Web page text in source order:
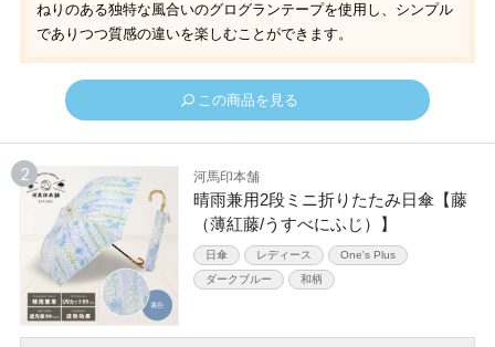
ねりのある独特な風合いのグログランテープを使用し、シンプル
でありつつ質感の違いを楽しむことができます。
この商品を見る
河馬印本舗
晴雨兼用2段ミニ折りたたみ日傘【藤
（薄紅藤/うすべにふじ）】
日傘 レディース
One's Plus
ダークブルー
和柄